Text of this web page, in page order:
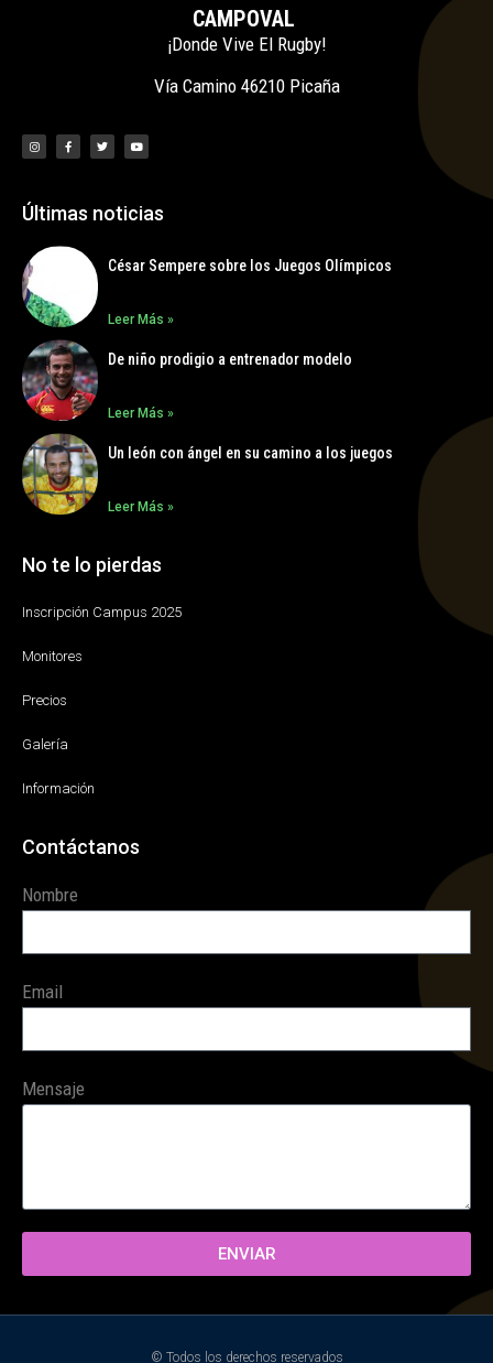
CAMPOVAL
¡Donde Vive El Rugby!
Vía Camino 46210 Picaña
Últimas noticias
César Sempere sobre los Juegos Olímpicos
Leer Más »
De niño prodigio a entrenador modelo
Leer Más »
Un león con ángel en su camino a los juegos
Leer Más »
No te lo pierdas
Inscripción Campus 2025
Monitores
Precios
Galería
Información
Contáctanos
Nombre
Email
Mensaje
ENVIAR
© Todos los derechos reservados